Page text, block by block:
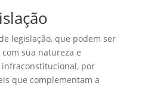
legislação, que podem ser
sua natureza e
por
que complementam a